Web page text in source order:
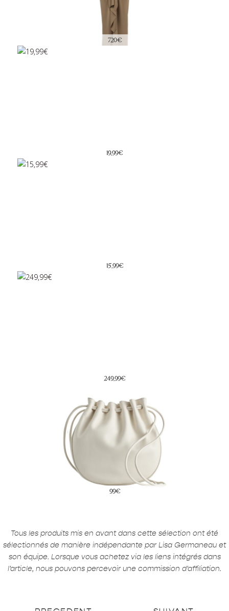
720€
19,99€
15,99€
249,99€
99€
Tous les produits mis en avant dans cette sélection ont été
sélectionnés de manière indépendante par Lisa Germaneau et
son équipe. Lorsque vous achetez via les liens intégrés dans
l’article, nous pouvons percevoir une commission d’affiliation.